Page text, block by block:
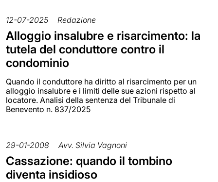
12-07-2025 Redazione
Alloggio insalubre e risarcimento: la
tutela del conduttore contro il
condominio
Quando il conduttore ha diritto al risarcimento per un
alloggio insalubre e i limiti delle sue azioni rispetto al
locatore. Analisi della sentenza del Tribunale di
Benevento n. 837/2025
29-01-2008 Avv. Silvia Vagnoni
Cassazione: quando il tombino
diventa insidioso